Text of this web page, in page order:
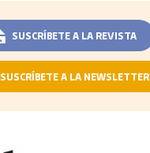
SUSCRÍBETE A LA REVISTA
SUSCRÍBETE A LA NEWSLETTER